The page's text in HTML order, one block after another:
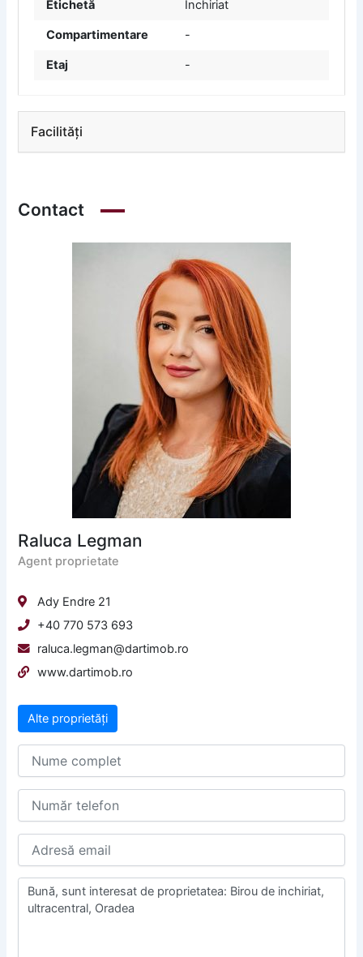
Etichetă Închiriat
Compartimentare -
Etaj -
Facilități
Contact
Raluca Legman
Agent proprietate
Ady Endre 21
+40 770 573 693
raluca.legman@dartimob.ro
www.dartimob.ro
Alte proprietăți